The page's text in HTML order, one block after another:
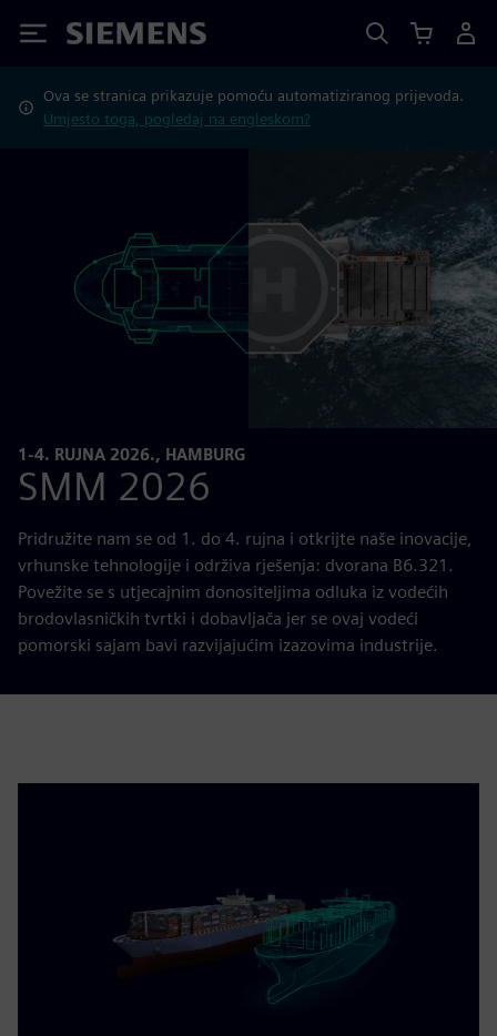
Siemens
Ova se stranica prikazuje pomoću automatiziranog prijevoda.
Umjesto toga, pogledaj na engleskom?
1-4. RUJNA 2026., HAMBURG
SMM 2026
Pridružite nam se od 1. do 4. rujna i otkrijte naše inovacije,
vrhunske tehnologije i održiva rješenja: dvorana B6.321.
Povežite se s utjecajnim donositeljima odluka iz vodećih
brodovlasničkih tvrtki i dobavljača jer se ovaj vodeći
pomorski sajam bavi razvijajućim izazovima industrije.